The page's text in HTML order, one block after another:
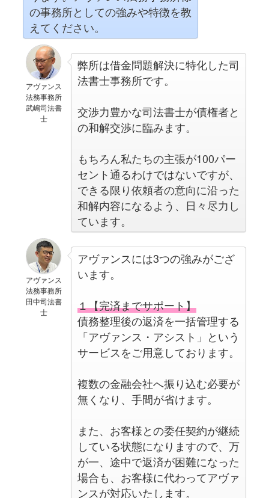
の事務所としての強みや特徴を教
えてください。
アヴァンス
法務事務所
武嶋司法書
士
弊所は借金問題解決に特化した司
法書士事務所です。
交渉力豊かな司法書士が債権者と
の和解交渉に臨みます。
もちろん私たちの主張が100パー
セント通るわけではないですが、
できる限り依頼者の意向に沿った
和解内容になるよう、日々尽力し
ています。
アヴァンス
法務事務所
田中司法書
士
アヴァンスには3つの強みがござ
います。
１【完済までサポート】
債務整理後の返済を一括管理する
「アヴァンス・アシスト」という
サービスをご用意しております。
複数の金融会社へ振り込む必要が
無くなり、手間が省けます。
また、お客様との委任契約が継続
している状態になりますので、万
が一、途中で返済が困難になった
場合も、お客様に代わってアヴァ
ンスが対応いたします。